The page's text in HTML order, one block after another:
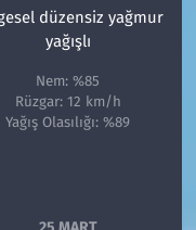
düzensiz yağmur
yağışlı
Nem: %85
Rüzgar: 12 km/h
Yağış Olasılığı: %89